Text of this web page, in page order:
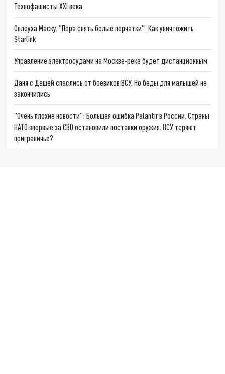
Технофашисты XXI века
Оплеуха Маску. "Пора снять белые перчатки": Как уничтожить
Starlink
Управление электросудами на Москве-реке будет дистанционным
Даня с Дашей спаслись от боевиков ВСУ. Но беды для малышей не
закончились
"Очень плохие новости": Большая ошибка Palantir в России. Страны
НАТО впервые за СВО остановили поставки оружия. ВСУ теряют
приграничье?